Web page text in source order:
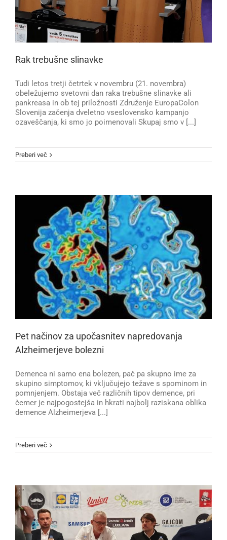
Rak trebušne slinavke
Tudi letos tretji četrtek v novembru (21. novembra)
obeležujemo svetovni dan raka trebušne slinavke ali
pankreasa in ob tej priložnosti Združenje EuropaColon
Slovenija začenja dveletno vseslovensko kampanjo
ozaveščanja, ki smo jo poimenovali Skupaj smo v [...]
Preberi več
Pet načinov za upočasnitev napredovanja
Alzheimerjeve bolezni
Demenca ni samo ena bolezen, pač pa skupno ime za
skupino simptomov, ki vključujejo težave s spominom in
pomnjenjem. Obstaja več različnih tipov demence, pri
čemer je najpogostejša in hkrati najbolj raziskana oblika
demence Alzheimerjeva [...]
Preberi več